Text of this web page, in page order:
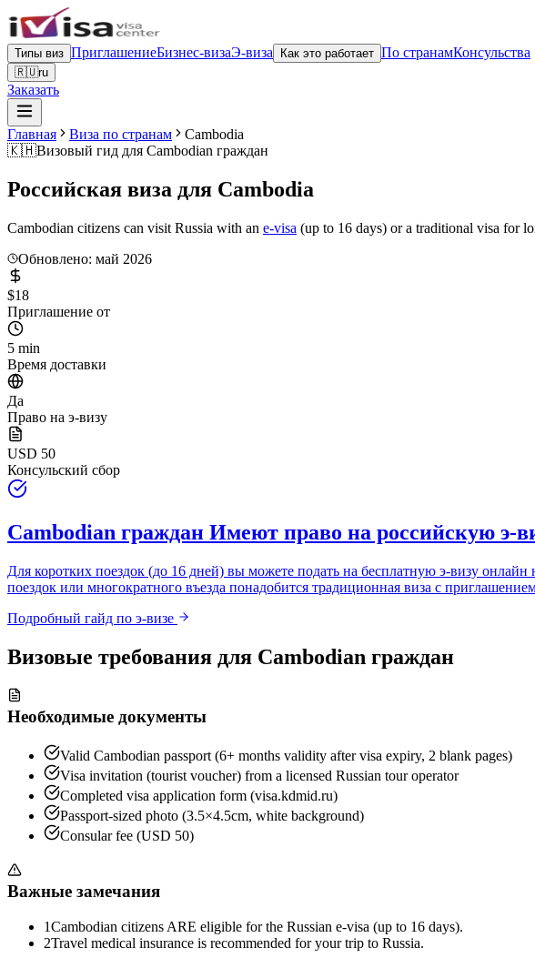
Типы виз ПриглашениеБизнес-визаЭ-виза Как это работает По странамКонсульства
🇷🇺ru
Заказать
Главная Виза по странам
Cambodia
🇰🇭Визовый гид для Cambodian граждан
Российская виза для Cambodia
Cambodian citizens can visit Russia with an e-visa (up to 16 days) or a traditional visa for
Обновлено: май 2026
$18
Приглашение от
5 min
Время доставки
Да
Право на э-визу
USD 50
Консульский сбор
Cambodian граждан Имеют право на российскую э-
Для коротких поездок (до 16 дней) вы можете подать на бесплатную э-визу онлайн
поездок или многократного въезда понадобится традиционная виза с
Подробный гайд по э-визе
Визовые требования для Cambodian граждан
Необходимые документы
Valid Cambodian passport (6+ months validity after visa expiry, 2 blank pages)
Visa invitation (tourist voucher) from a licensed Russian tour operator
Completed visa application form (visa.kdmid.ru)
Passport-sized photo (3.5×4.5cm, white background)
Consular fee (USD 50)
Важные замечания
1Cambodian citizens ARE eligible for the Russian e-visa (up to 16 days).
2Travel medical insurance is recommended for your trip to Russia.